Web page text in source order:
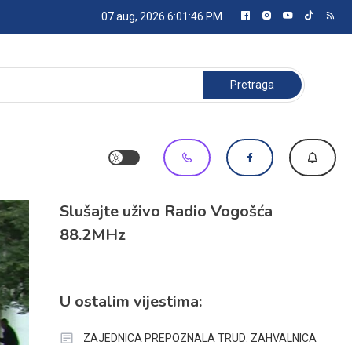
07 aug, 2026 6:01:47 PM
Pretraga:
Slušajte uživo Radio Vogošća
88.2MHz
U ostalim vijestima:
ZAJEDNICA PREPOZNALA TRUD: ZAHVALNICA